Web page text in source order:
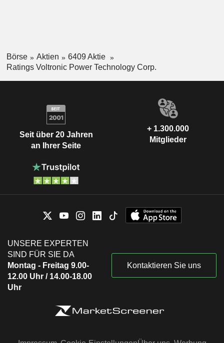
Börse Aktien
6409 Aktie
Ratings Voltronic Power Technology Corp.
Seit über 20 Jahren
an Ihrer Seite
+ 1.300.000
Mitglieder
UNSERE EXPERTEN
SIND FÜR SIE DA
Montag - Freitag 9.00-
12.00 Uhr / 14.00-18.00
Uhr
Kontaktieren Sie uns